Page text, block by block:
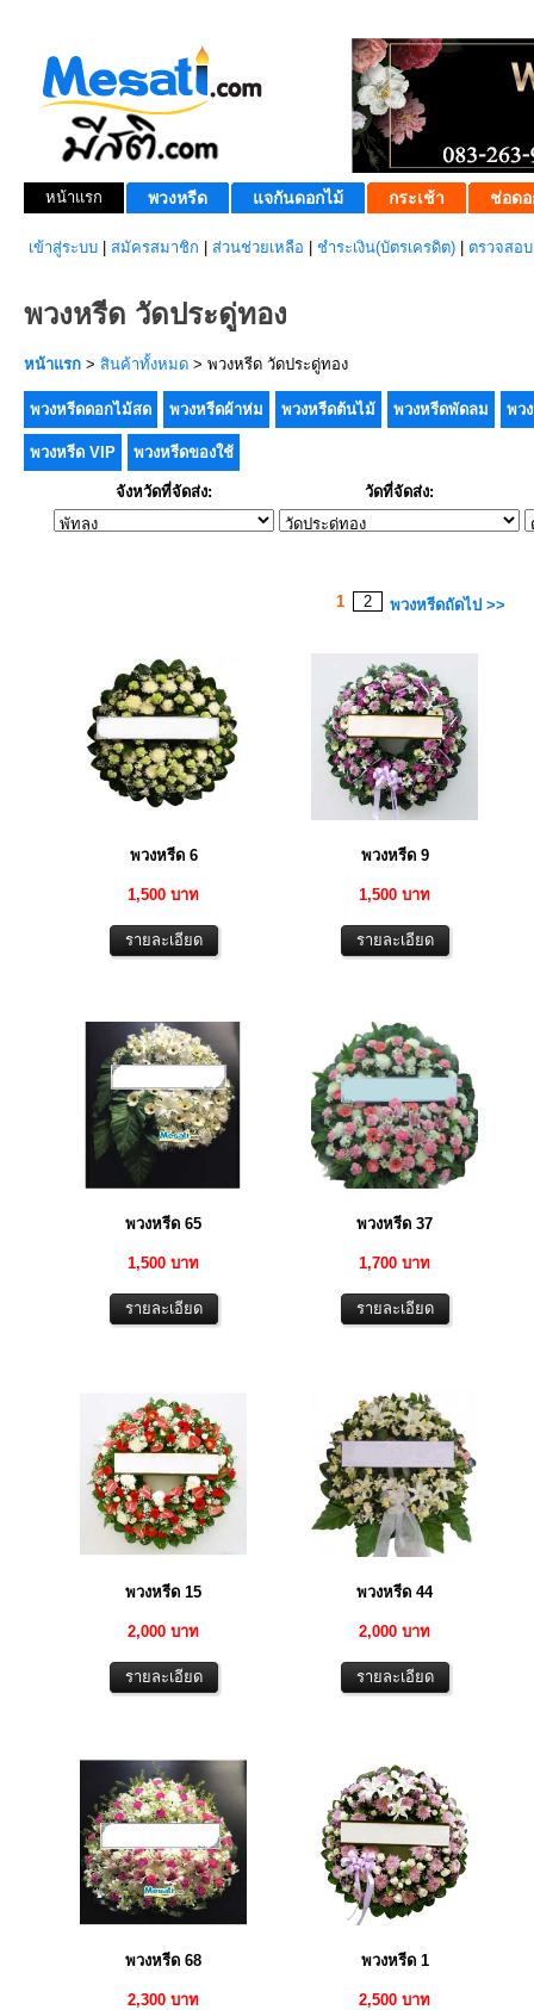
หน้าแรก พวงหรีด แจกันดอกไม้ กระเช้า ช่อดอ
เข้าสู่ระบบ สมัครสมาชิก ส่วนช่วยเหลือ ชำระเงิน(บัตรเครดิต) ตรวจสอ
พวงหรีด วัดประดู่ทอง
หน้าแรก > สินค้าทั้งหมด > พวงหรีด วัดประดู่ทอง
พวงหรีดดอกไม้สด พวงหรีดผ้าห่ม พวงหรีดต้นไม้ พวงหรีดพัดลม พว
พวงหรีด VIP พวงหรีดของใช้
จังหวัดที่จัดส่ง: วัดที่จัดส่ง:
1 2 พวงหรีดถัดไป >>
พวงหรีด 6
1,500 บาท
พวงหรีด 9
1,500 บาท
พวงหรีด 65
1,500 บาท
พวงหรีด 37
1,700 บาท
พวงหรีด 15
2,000 บาท
พวงหรีด 44
2,000 บาท
พวงหรีด 68
2,300 บาท
พวงหรีด 1
2,500 บาท